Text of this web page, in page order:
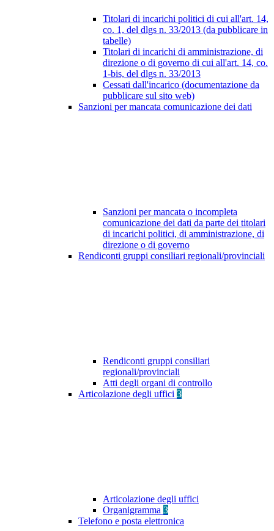
Titolari di incarichi politici di cui all'art. 14,
co. 1, del dlgs n. 33/2013 (da pubblicare in
tabelle)
Titolari di incarichi di amministrazione, di
direzione o di governo di cui all'art. 14, co.
1-bis, del dlgs n. 33/2013
Cessati dall'incarico (documentazione da
pubblicare sul sito web)
Sanzioni per mancata comunicazione dei dati
Sanzioni per mancata o incompleta
comunicazione dei dati da parte dei titolari
di incarichi politici, di amministrazione, di
direzione o di governo
Rendiconti gruppi consiliari regionali/provinciali
Rendiconti gruppi consiliari
regionali/provinciali
Atti degli organi di controllo
Articolazione degli uffici 3
Articolazione degli uffici
Organigramma 3
Telefono e posta elettronica